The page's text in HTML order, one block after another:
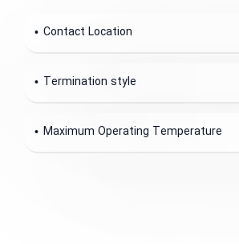
Contact Location
Termination style
Maximum Operating Temperature